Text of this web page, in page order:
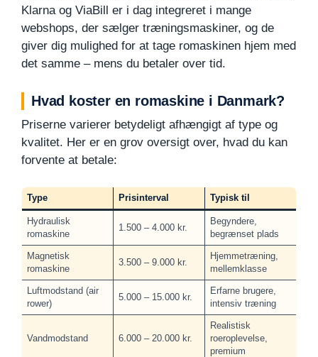
Klarna og ViaBill er i dag integreret i mange
webshops, der sælger træningsmaskiner, og de
giver dig mulighed for at tage romaskinen hjem med
det samme – mens du betaler over tid.
Hvad koster en romaskine i Danmark?
Priserne varierer betydeligt afhængigt af type og
kvalitet. Her er en grov oversigt over, hvad du kan
forvente at betale:
Type Prisinterval Typisk til
Hydraulisk
romaskine
1.500 – 4.000 kr.
Begyndere,
begrænset plads
Magnetisk
romaskine
3.500 – 9.000 kr.
Hjemmetræning,
mellemklasse
Luftmodstand (air
rower)
5.000 – 15.000 kr.
Erfarne brugere,
intensiv træning
Vandmodstand 6.000 – 20.000 kr.
Realistisk
roeroplevelse,
premium